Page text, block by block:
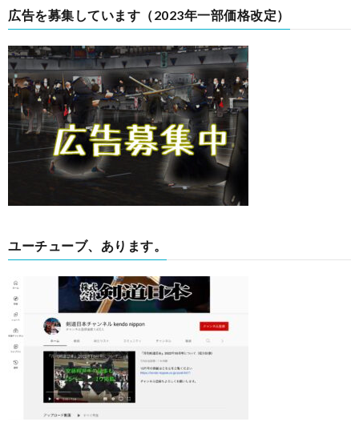
広告を募集しています（2023年一部価格改定）
ユーチューブ、あります。